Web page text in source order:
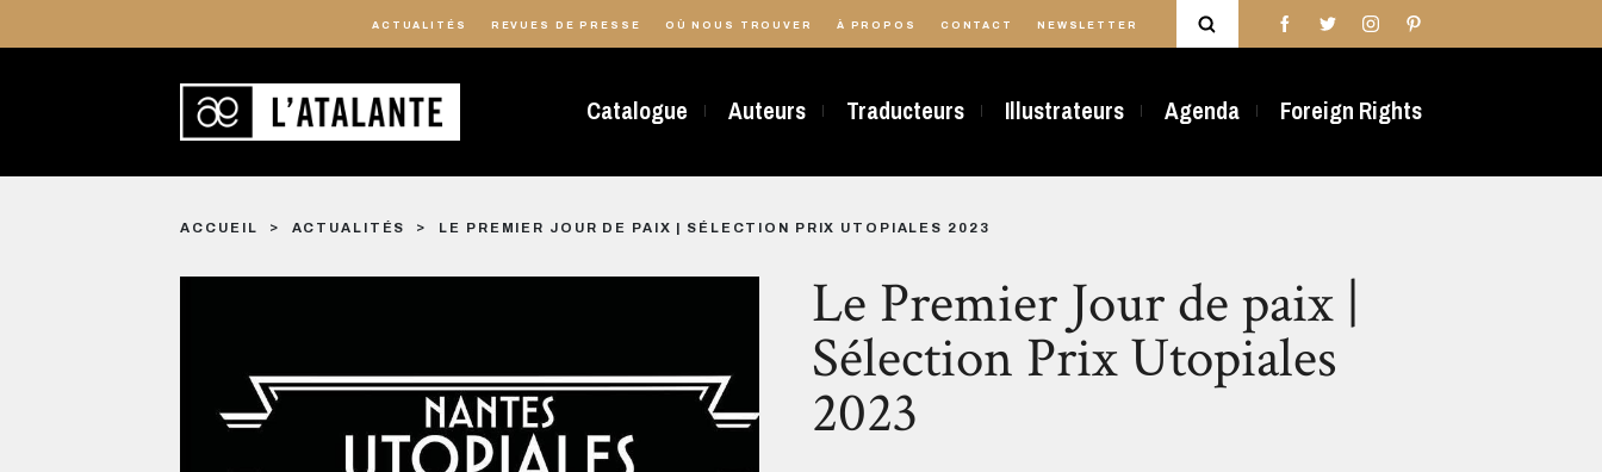
ACTUALITÉS REVUES DE PRESSE OÙ NOUS TROUVER À PROPOS CONTACT NEWSLETTER
Catalogue Auteurs Traducteurs Illustrateurs Agenda Foreign Rights
ACCUEIL ACTUALITÉS LE PREMIER JOUR DE PAIX | SÉLECTION PRIX UTOPIALES 2023
Le Premier Jour de paix |
Sélection Prix Utopiales
2023